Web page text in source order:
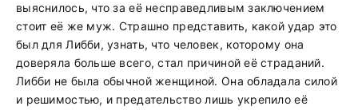
выяснилось, что за её несправедливым заключением
стоит её же муж. Страшно представить, какой удар это
был для Либби, узнать, что человек, которому она
доверяла больше всего, стал причиной её страданий.
Либби не была обычной женщиной. Она обладала силой
и решимостью, и предательство лишь укрепило её